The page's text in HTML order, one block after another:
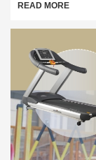
READ MORE